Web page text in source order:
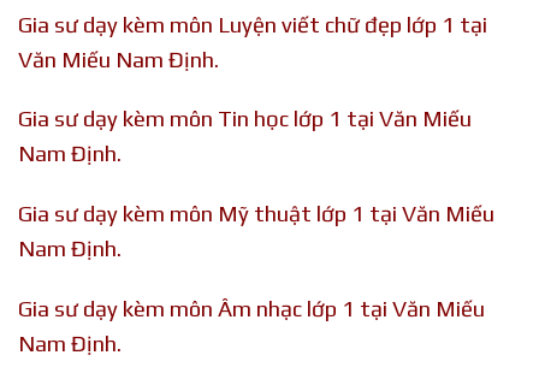
Gia sư dạy kèm môn Luyện viết chữ đẹp lớp 1 tại
Văn Miếu Nam Định.
Gia sư dạy kèm môn Tin học lớp 1 tại Văn Miếu
Nam Định.
Gia sư dạy kèm môn Mỹ thuật lớp 1 tại Văn Miếu
Nam Định.
Gia sư dạy kèm môn Âm nhạc lớp 1 tại Văn Miếu
Nam Định.